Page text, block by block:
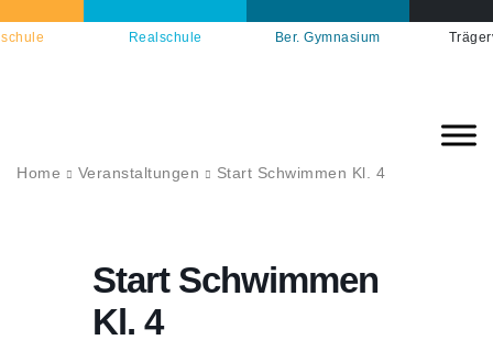
Realschule Ber. Gymnasium
Home Veranstaltungen Start Schwimmen Kl. 4
Start Schwimmen
Kl. 4